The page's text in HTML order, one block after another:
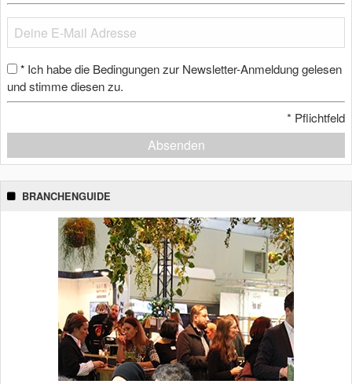
* Ich habe die Bedingungen zur Newsletter-Anmeldung gelesen
und stimme diesen zu.
* Pflichtfeld
Absenden
BRANCHENGUIDE